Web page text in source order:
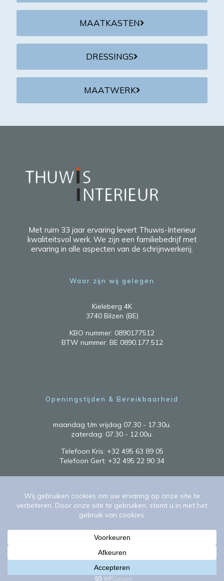
MAATKASTEN
DRESSINGS
MAATWERK
Met ruim 33 jaar ervaring levert Thuwis-Interieur
kwaliteitsvol werk. We zijn een familiebedrijf met
ervaring in alle aspecten van de schrijnwerkerij.
Waar zijn wij gelegen
Kieleberg 4K
3740 Bilzen (BE)
KBO nummer: 0890177512
BTW nummer: BE 0890.177.512
Openingstijden & Bereikbaarheid
maandag t/m vrijdag 07.30 - 17.30u.
zaterdag: 07.30 - 12.00u.
Telefoon Kris: +32 495 63 89 05
Telefoon Gert: +32 495 22 90 34
2026 Thuwis Interieur B.V. -Privacy Beleid & Cookies
Website & Managed Hosting, gemaakt met
Module